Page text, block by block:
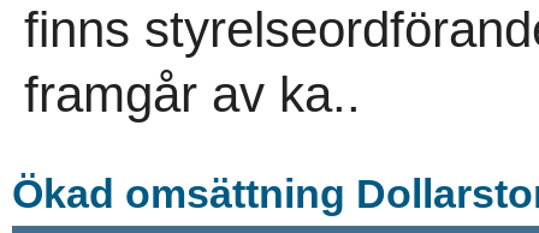
finns
framgår av ka..
Ökad omsättning